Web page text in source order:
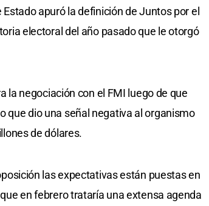
apuró la definición de Juntos por el
electoral del año pasado que le otorgó
la negociación con el FMI luego de que
que dio una señal negativa al organismo
de dólares.
las expectativas están puestas en
en febrero trataría una extensa agenda